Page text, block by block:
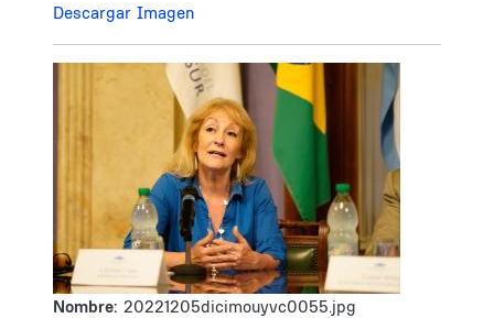
Descargar Imagen
Nombre: 20221205dicimouyvc0055.jpg